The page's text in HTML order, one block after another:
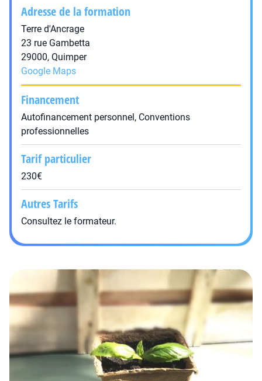
Adresse de la formation
Terre d'Ancrage
23 rue Gambetta
29000, Quimper
Google Maps
Financement
Autofinancement personnel, Conventions
professionnelles
Tarif particulier
230€
Autres Tarifs
Consultez le formateur.